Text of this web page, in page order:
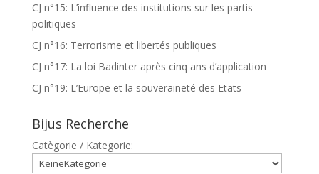
CJ n°15: L’influence des institutions sur les partis
politiques
CJ n°16: Terrorisme et libertés publiques
CJ n°17: La loi Badinter après cinq ans d’application
CJ n°19: L’Europe et la souveraineté des Etats
Bijus Recherche
Catègorie / Kategorie: